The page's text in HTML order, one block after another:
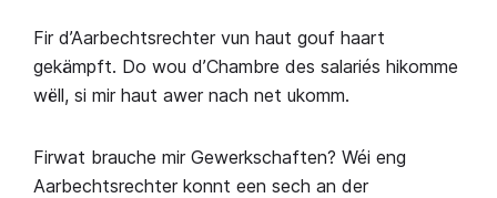
Fir d’Aarbechtsrechter vun haut gouf haart
gekämpft. Do wou d’Chambre des salariés hikomme
wëll, si mir haut awer nach net ukomm.
Firwat brauche mir Gewerkschaften? Wéi eng
Aarbechtsrechter konnt een sech an der